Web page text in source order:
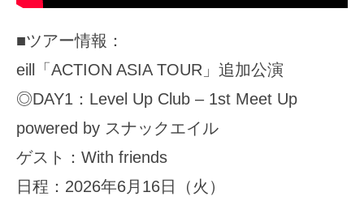
■ツアー情報：
eill「ACTION ASIA TOUR」追加公演
◎DAY1：Level Up Club – 1st Meet Up
powered by スナックエイル
ゲスト：With friends
日程：2026年6月16日（火）